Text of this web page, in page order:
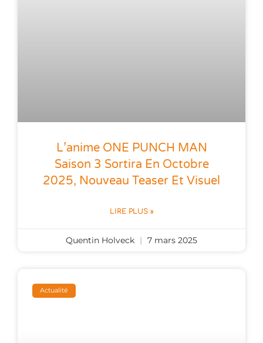
L’anime ONE PUNCH MAN
Saison 3 Sortira En Octobre
2025, Nouveau Teaser Et Visuel
LIRE PLUS »
Quentin Holveck 7 mars 2025
Actualité